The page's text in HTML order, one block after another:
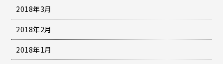
2018年3月
2018年2月
2018年1月